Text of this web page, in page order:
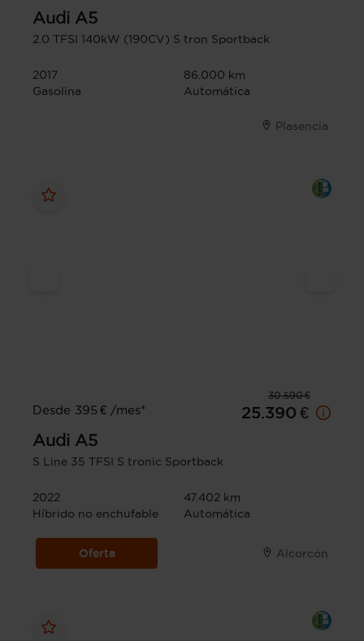
Audi A5
2.0 TFSI 140kW (190CV) S tron Sportback
2017
86.000 km
Gasolina
Automática
Plasencia
30.590 €
Desde 395 € /mes*
25.390 €
Audi A5
S Line 35 TFSI S tronic Sportback
2022
47.402 km
Híbrido no enchufable
Automática
Oferta Alcorcón